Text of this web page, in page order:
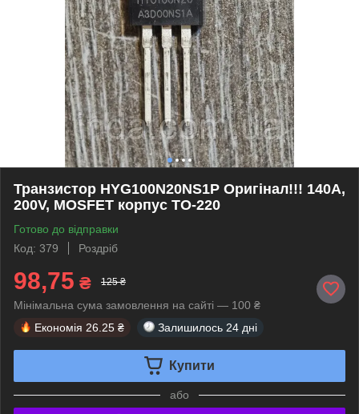
Транзистор HYG100N20NS1P Оригінал!!! 140A,
200V, MOSFET корпус TO-220
Готово до відправки
Код: 379
Роздріб
98,75 ₴ 125 ₴
Мінімальна сума замовлення на сайті — 100 ₴
Економія 26.25 ₴ Залишилось 24 дні
Купити
або